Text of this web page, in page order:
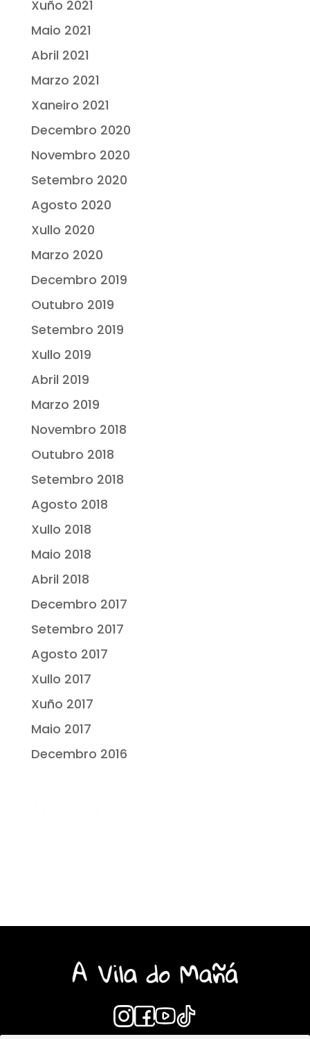
Xuño 2021
Maio 2021
Abril 2021
Marzo 2021
Xaneiro 2021
Decembro 2020
Novembro 2020
Setembro 2020
Agosto 2020
Xullo 2020
Marzo 2020
Decembro 2019
Outubro 2019
Setembro 2019
Xullo 2019
Abril 2019
Marzo 2019
Novembro 2018
Outubro 2018
Setembro 2018
Agosto 2018
Xullo 2018
Maio 2018
Abril 2018
Decembro 2017
Setembro 2017
Agosto 2017
Xullo 2017
Xuño 2017
Maio 2017
Decembro 2016